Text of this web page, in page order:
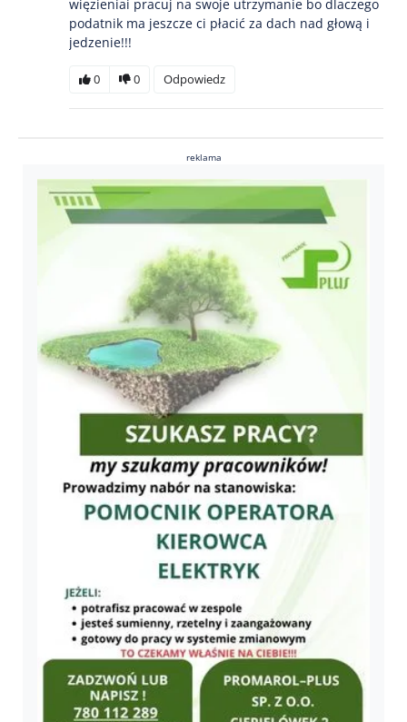
więzieniai pracuj na swoje utrzymanie bo dlaczego
podatnik ma jeszcze ci płacić za dach nad głową i
jedzenie!!!
0 0 Odpowiedz
reklama